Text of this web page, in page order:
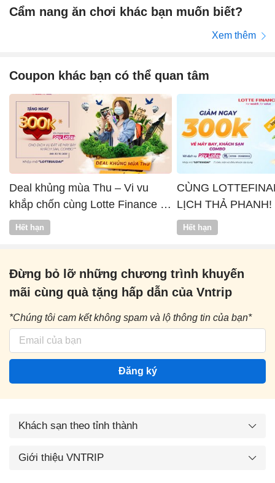
Cẩm nang ăn chơi khác bạn muốn biết?
Xem thêm
Coupon khác bạn có thể quan tâm
Deal khủng mùa Thu – Vi vu
khắp chốn cùng Lotte Finance x
Vntrip
Hết hạn
CÙNG
LỊCH THẢ PHANH!
Hết hạn
Đừng bỏ lỡ những chương trình khuyến
mãi cùng quà tặng hấp dẫn của Vntrip
*Chúng tôi cam kết không spam và lộ thông tin của bạn*
Đăng ký
Khách sạn theo tỉnh thành
Giới thiệu VNTRIP